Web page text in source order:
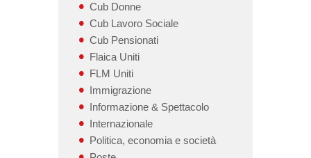
Cub Donne
Cub Lavoro Sociale
Cub Pensionati
Flaica Uniti
FLM Uniti
Immigrazione
Informazione & Spettacolo
Internazionale
Politica, economia e società